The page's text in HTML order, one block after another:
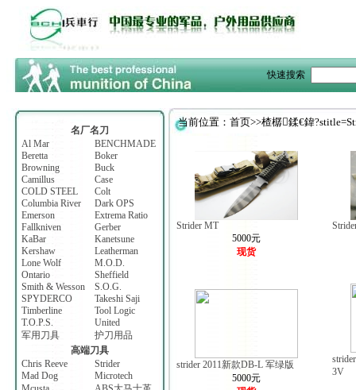
快速搜索
名厂名刀
Al Mar
BENCHMADE
Beretta
Boker
Browning
Buck
Camillus
Case
COLD STEEL
Colt
Columbia River
Dark OPS
Emerson
Extrema Ratio
Fallkniven
Gerber
KaBar
Kanetsune
Kershaw
Leatherman
Lone Wolf
M.O.D.
Ontario
Sheffield
Smith & Wesson
S.O.G.
SPYDERCO
Takeshi Saji
Timberline
Tool Logic
T.O.P.S.
United
军用刀具
护刀用品
高端刀具
Chris Reeve
Strider
Mad Dog
Microtech
当前位置：首页>>楂樼鍒€鍏
Strider MT
5000元
现货
strider 2011新款DB-L 军绿版
5000元
3V